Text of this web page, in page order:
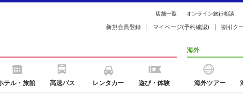
店舗一覧 オンライン旅行相談
新規会員登録 マイページ(予約確認) 割引ク
テル・旅館 高速バス レンタカー 遊び・体験
海外
海外ツアー